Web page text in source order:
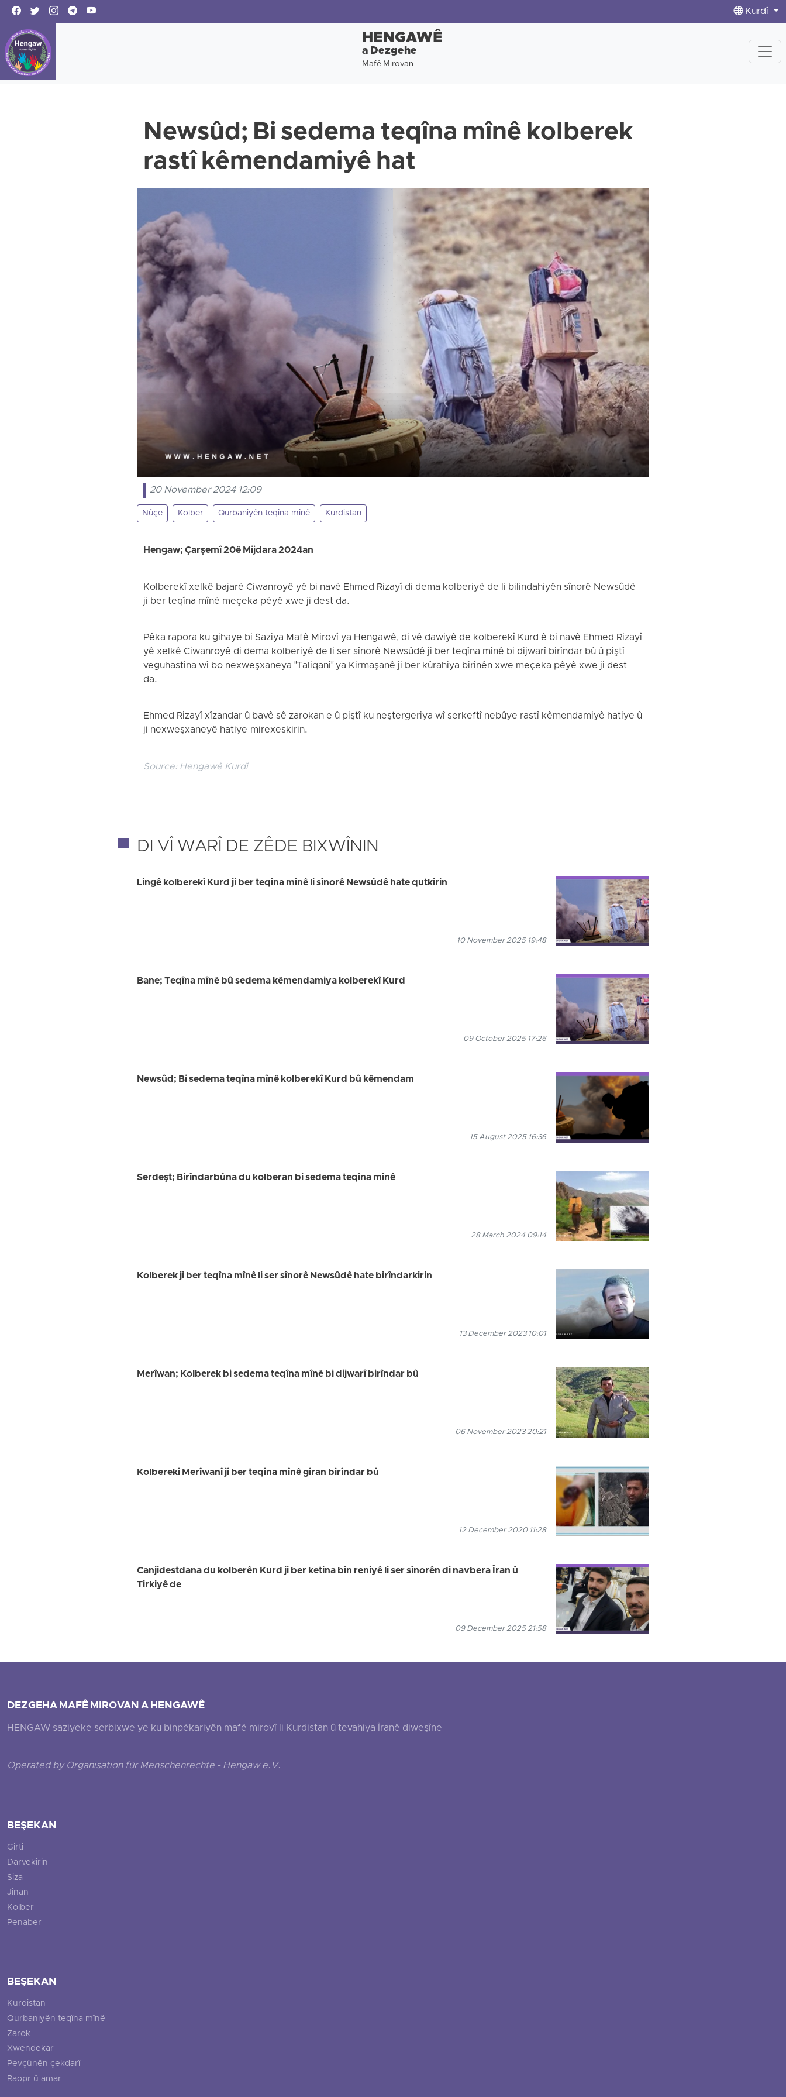
Kurdî
HENGAWÊ
a Dezgehe
Mafê Mirovan
Newsûd; Bi sedema teqîna mînê kolberek
rastî kêmendamiyê hat
20 November 2024 12:09
Nûçe Kolber Qurbaniyên teqîna mînê Kurdistan
Hengaw; Çarşemî 20ê Mijdara 2024an
Kolberekî xelkê bajarê Ciwanroyê yê bi navê Ehmed Rizayî di dema kolberiyê de li bilindahiyên sînorê Newsûdê
ji ber teqîna mînê meçeka pêyê xwe ji dest da.
Pêka rapora ku gihaye bi Saziya Mafê Mirovî ya Hengawê, di vê dawiyê de kolberekî Kurd ê bi navê Ehmed Rizayî
yê xelkê Ciwanroyê di dema kolberiyê de li ser sînorê Newsûdê ji ber teqîna mînê bi dijwarî birîndar bû û piştî
veguhastina wî bo nexweşxaneya "Taliqanî" ya Kirmaşanê ji ber kûrahiya birînên xwe meçeka pêyê xwe ji dest
da.
Ehmed Rizayî xîzandar û bavê sê zarokan e û piştî ku neştergeriya wî serkeftî nebûye rastî kêmendamiyê hatiye û
ji nexweşxaneyê hatiye mirexeskirin.
Source: Hengawê Kurdî
DI VÎ WARÎ DE ZÊDE BIXWÎNIN
Lingê kolberekî Kurd ji ber teqîna mînê li sînorê Newsûdê hate qutkirin
10 November 2025 19:48
Bane; Teqîna mînê bû sedema kêmendamiya kolberekî Kurd
09 October 2025 17:26
Newsûd; Bi sedema teqîna mînê kolberekî Kurd bû kêmendam
15 August 2025 16:36
Serdeşt; Birîndarbûna du kolberan bi sedema teqîna mînê
28 March 2024 09:14
Kolberek ji ber teqîna mînê li ser sînorê Newsûdê hate birîndarkirin
13 December 2023 10:01
Merîwan; Kolberek bi sedema teqîna mînê bi dijwarî birîndar bû
06 November 2023 20:21
Kolberekî Merîwanî ji ber teqîna mînê giran birîndar bû
12 December 2020 11:28
Canjidestdana du kolberên Kurd ji ber ketina bin reniyê li ser sînorên di navbera Îran û
Tirkiyê de
09 December 2025 21:58
DEZGEHA MAFÊ MIROVAN A HENGAWÊ
HENGAW saziyeke serbixwe ye ku binpêkariyên mafê mirovî li Kurdistan û tevahiya Îranê diweşîne
Operated by Organisation für Menschenrechte - Hengaw e.V.
BEŞEKAN
Girtî
Darvekirin
Siza
Jinan
Kolber
Penaber
BEŞEKAN
Kurdistan
Qurbaniyên teqîna mînê
Zarok
Xwendekar
Pevçûnên çekdarî
Raopr û amar